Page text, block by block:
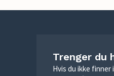
Trenger du
Hvis du ikke finner